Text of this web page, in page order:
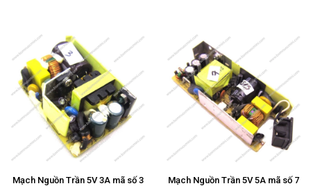
Mạch Nguồn Trần 5V 3A mã số 3 Mạch Nguồn Trần 5V 5A mã số 7